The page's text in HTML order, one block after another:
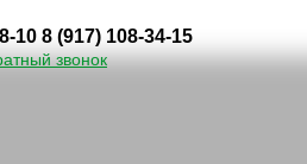
10 8 (917) 108-34-15
звонок